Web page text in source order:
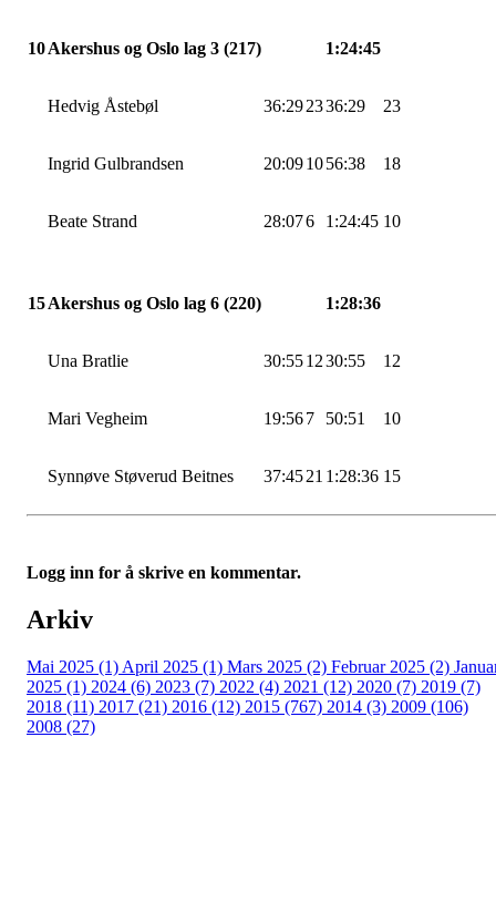
10Akershus og Oslo lag 3 (217) 1:24:45
Hedvig Åstebøl 36:292336:29 23
Ingrid Gulbrandsen 20:091056:38 18
Beate Strand 28:076 1:24:45 10
15Akershus og Oslo lag 6 (220) 1:28:36
Una Bratlie 30:551230:55 12
Mari Vegheim 19:567 50:51 10
Synnøve Støverud Beitnes 37:4521 1:28:36 15
Logg inn for å skrive en kommentar.
Arkiv
Mai 2025 (1) April 2025 (1) Mars 2025 (2) Februar 2025 (2)
2025 (1) 2024 (6) 2023 (7) 2022 (4) 2021 (12) 2020 (7) 2019 (7)
2018 (11) 2017 (21) 2016 (12) 2015 (767) 2014 (3) 2009 (106)
2008 (27)